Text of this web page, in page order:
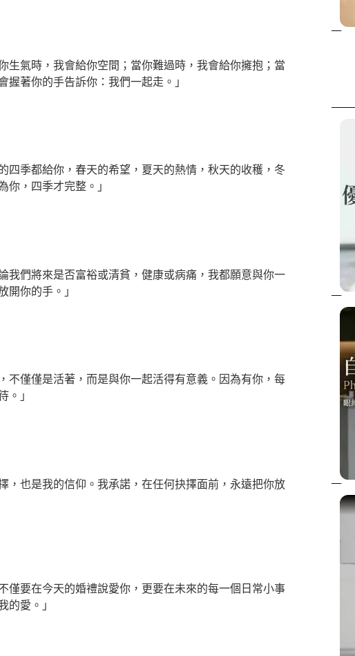
生氣時，我會給你空間；當你難過時，我會給你擁抱；當
握著你的手告訴你：我們一起走。」
四季都給你，春天的希望，夏天的熱情，秋天的收穫，冬
你，四季才完整。」
我們將來是否富裕或清貧，健康或病痛，我都願意與你一
開你的手。」
不僅僅是活著，而是與你一起活得有意義。因為有你，每
。」
，也是我的信仰。我承諾，在任何抉擇面前，永遠把你放
僅要在今天的婚禮說愛你，更要在未來的每一個日常小事
的愛。」